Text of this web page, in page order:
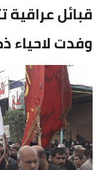
قبائل
وفدت لاحياء